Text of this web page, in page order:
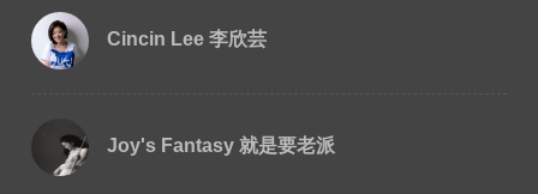
Cincin Lee 李欣芸
Joy's Fantasy 就是要老派